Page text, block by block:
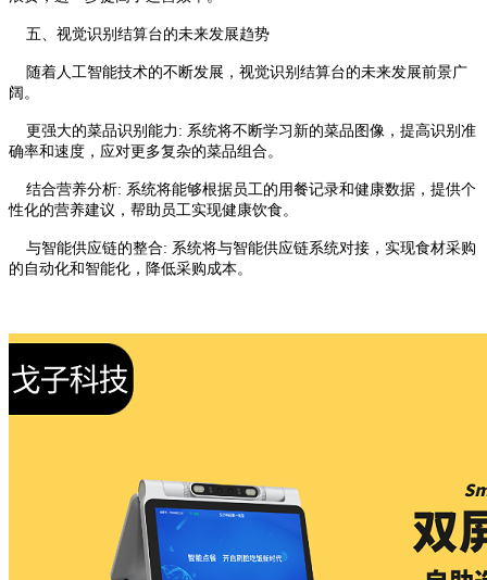
五、视觉识别结算台的未来发展趋势
随着人工智能技术的不断发展，视觉识别结算台的未来发展前景广
阔。
更强大的菜品识别能力: 系统将不断学习新的菜品图像，提高识别准
确率和速度，应对更多复杂的菜品组合。
结合营养分析: 系统将能够根据员工的用餐记录和健康数据，提供个
性化的营养建议，帮助员工实现健康饮食。
与智能供应链的整合: 系统将与智能供应链系统对接，实现食材采购
的自动化和智能化，降低采购成本。